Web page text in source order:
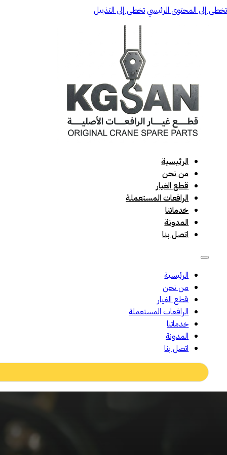
تخطي إلى المحتوى الرئيسيتخطي إلى التذييل
الرئيسية
من نحن
قطع الغيار
الرافعات المستعملة
خدماتنا
المدونة
اتصل بنا
الرئيسية
من نحن
قطع الغيار
الرافعات المستعملة
خدماتنا
المدونة
اتصل بنا
Search
...